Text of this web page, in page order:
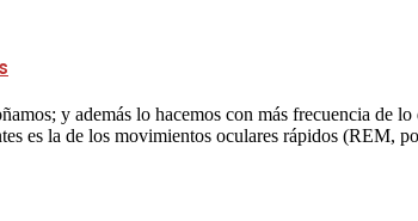
y además lo hacemos con más frecuencia de
es la de los movimientos oculares rápidos (REM,